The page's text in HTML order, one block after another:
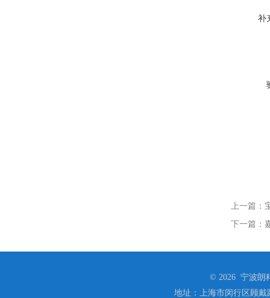
补
上一篇：
下一篇：
© 2026 宁波朗
地址：上海市闵行区顾